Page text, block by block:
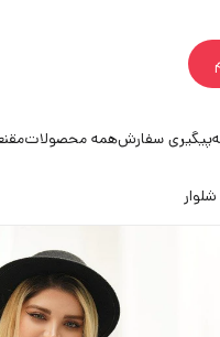
پیگیری سفارشهمه محصولات